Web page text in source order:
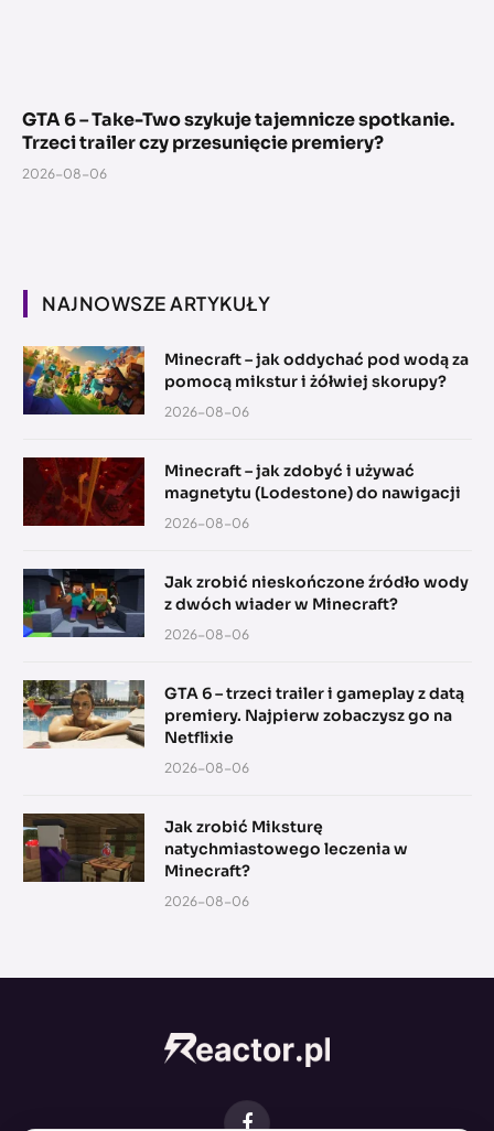
GTA 6 – Take-Two szykuje tajemnicze spotkanie.
Trzeci trailer czy przesunięcie premiery?
2026-08-06
NAJNOWSZE ARTYKUŁY
Minecraft – jak oddychać pod wodą za
pomocą mikstur i żółwiej skorupy?
2026-08-06
Minecraft – jak zdobyć i używać
magnetytu (Lodestone) do nawigacji
2026-08-06
Jak zrobić nieskończone źródło wody
z dwóch wiader w Minecraft?
2026-08-06
GTA 6 – trzeci trailer i gameplay z datą
premiery. Najpierw zobaczysz go na
Netflixie
2026-08-06
Jak zrobić Miksturę
natychmiastowego leczenia w
Minecraft?
2026-08-06